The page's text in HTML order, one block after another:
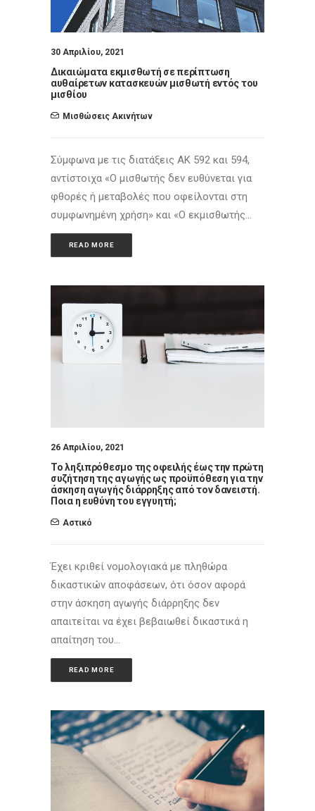
30 Απριλίου, 2021
Δικαιώματα εκμισθωτή σε περίπτωση
αυθαίρετων κατασκευών μισθωτή εντός του
μισθίου
Μισθώσεις Ακινήτων
Σύμφωνα με τις διατάξεις ΑΚ 592 και 594,
αντίστοιχα «Ο μισθωτής δεν ευθύνεται για
φθορές ή μεταβολές που οφείλονται στη
συμφωνημένη χρήση» και «Ο εκμισθωτής…
READ MORE
26 Απριλίου, 2021
Το ληξιπρόθεσμο της οφειλής έως την πρώτη
συζήτηση της αγωγής ως προϋπόθεση για την
άσκηση αγωγής διάρρηξης από τον δανειστή.
Ποια η ευθύνη του εγγυητή;
Αστικό
Έχει κριθεί νομολογιακά με πληθώρα
δικαστικών αποφάσεων, ότι όσον αφορά
στην άσκηση αγωγής διάρρηξης δεν
απαιτείται να έχει βεβαιωθεί δικαστικά η
απαίτηση του…
READ MORE